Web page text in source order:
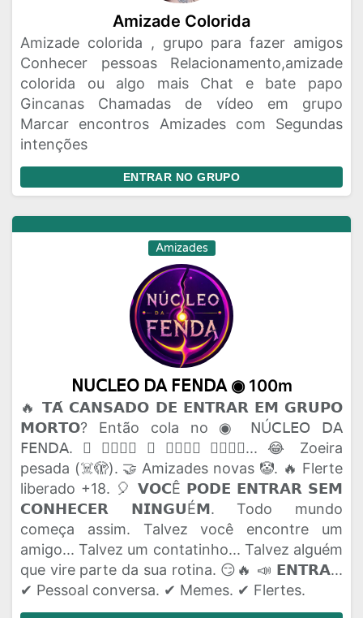
Amizade Colorida
Amizade colorida , grupo para fazer amigos
Conhecer pessoas Relacionamento,amizade
colorida ou algo mais Chat e bate papo
Gincanas Chamadas de vídeo em grupo
Marcar encontros Amizades com Segundas
intenções
ENTRAR NO GRUPO
Amizades
𝖭𝖴𝖢𝖫𝖤𝖮 𝖣𝖠 𝖥𝖤𝖭𝖣𝖠 ◉ 100m
🔥 𝗧𝗔́ 𝗖𝗔𝗡𝗦𝗔𝗗𝗢 𝗗𝗘 𝗘𝗡𝗧𝗥𝗔𝗥 𝗘𝗠 𝗚𝗥𝗨𝗣𝗢
𝗠𝗢𝗥𝗧𝗢? Então cola no ◉ 𝖭Ú𝖢𝖫𝖤𝖮 𝖣𝖠
𝖥𝖤𝖭𝖣𝖠. 🫟 𝗔𝗤𝗨𝗜 𝗢 𝗣𝗔𝗣𝗢 𝗙𝗟𝗨𝗜... 😂 Zoeira
pesada (☠️🫣). 🤝 Amizades novas 🤡. 🔥 Flerte
liberado +18. 🎈 𝗩𝗢𝗖Ê 𝗣𝗢𝗗𝗘 𝗘𝗡𝗧𝗥𝗔𝗥 𝗦𝗘𝗠
𝗖𝗢𝗡𝗛𝗘𝗖𝗘𝗥 𝗡𝗜𝗡𝗚𝗨É𝗠. Todo mundo
começa assim. Talvez você encontre um
amigo... Talvez um contatinho... Talvez alguém
que vire parte da sua rotina. 😏🔥 📣 𝗘𝗡𝗧𝗥𝗔...
✔ Pessoal conversa. ✔ Memes. ✔ Flertes.